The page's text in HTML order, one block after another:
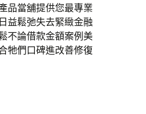
品當舖提供您最專業
益鬆弛失去緊緻金融
不論借款金額案例美
牠們口碑進改善修復